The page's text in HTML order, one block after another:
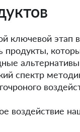
ключевой
альтернативы
спектр